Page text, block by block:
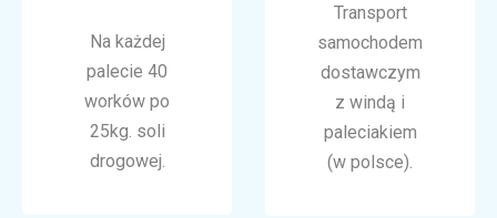
Na każdej
palecie 40
worków po
25kg. soli
drogowej.
Transport
samochodem
dostawczym
z windą i
paleciakiem
(w polsce).